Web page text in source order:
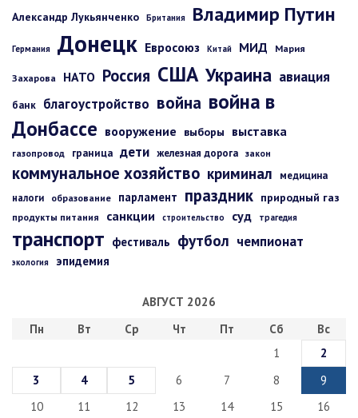
Александр Лукьянченко Британия Владимир Путин
Германия Донецк Евросоюз Китай МИД Мария
Захарова НАТО Россия США Украина авиация
банк благоустройство война война в
Донбассе вооружение выборы выставка
газопровод граница дети железная дорога закон
коммунальное хозяйство криминал медицина
налоги образование парламент праздник природный газ
продукты питания санкции строительство суд трагедия
транспорт фестиваль футбол чемпионат
экология эпидемия
АВГУСТ 2026
Пн
Вт Ср Чт Пт Сб
Вс
1
2
3
4 5 6 7 8
9
10
11 12 13 14 15
16